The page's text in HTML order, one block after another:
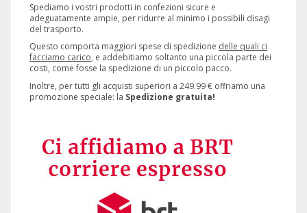
Spediamo i vostri prodotti in confezioni sicure e
adeguatamente ampie, per ridurre al minimo i possibili disagi
del trasporto.
Questo comporta maggiori spese di spedizione delle quali ci
facciamo carico, e addebitiamo soltanto una piccola parte dei
costi, come fosse la spedizione di un piccolo pacco.
Inoltre, per tutti gli acquisti superiori a 249.99 € offriamo una
promozione speciale: la Spedizione gratuita!